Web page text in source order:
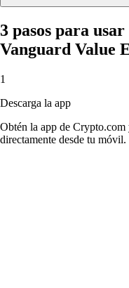
3 pasos para
Vanguard Value
1
Descarga la app
Obtén la app de
directamente desde tu móvil.